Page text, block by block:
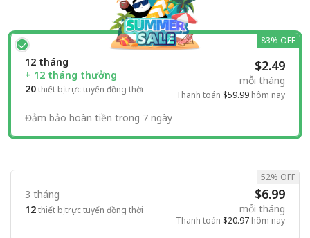
12 tháng
+ 12 tháng thưởng
20thiết bị trực tuyến đồng thời
$2.49
mỗi tháng
Thanh toán $59.99 hôm nay
83% OFF
Đảm bảo hoàn tiền trong 7 ngày
3 tháng
12thiết bị trực tuyến đồng thời
$6.99
mỗi tháng
Thanh toán $20.97 hôm nay
52% OFF